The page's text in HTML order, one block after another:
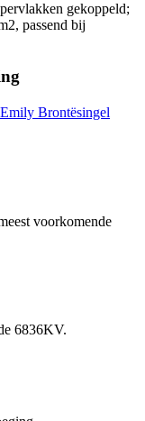
gekoppeld;
passend bij
Emily Brontësingel
voorkomende
6836KV.